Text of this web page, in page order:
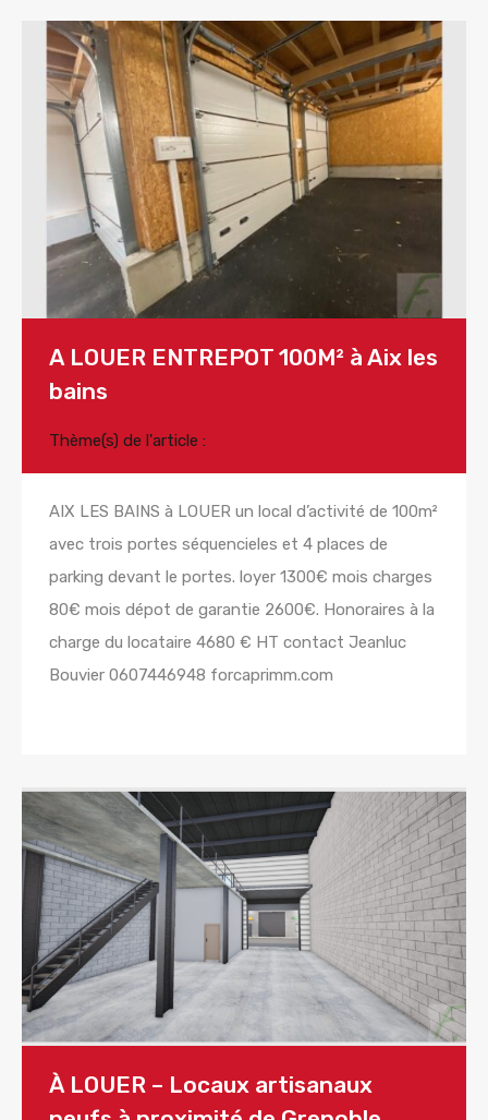
A LOUER ENTREPOT 100M² à Aix les
bains
Thème(s) de l'article :
AIX LES BAINS à LOUER un local d’activité de 100m²
avec trois portes séquencieles et 4 places de
parking devant le portes. loyer 1300€ mois charges
80€ mois dépot de garantie 2600€. Honoraires à la
charge du locataire 4680 € HT contact Jeanluc
Bouvier 0607446948 forcaprimm.com
À LOUER – Locaux artisanaux